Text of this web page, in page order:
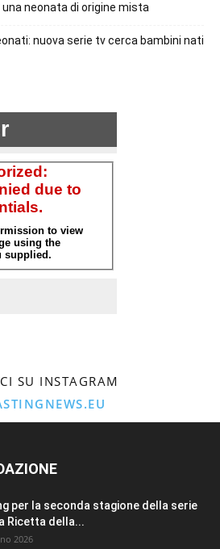
neonata di origine mista
nuova serie tv cerca bambini nati
SU INSTAGRAM
per la seconda stagione della serie
Ricetta della...
2026